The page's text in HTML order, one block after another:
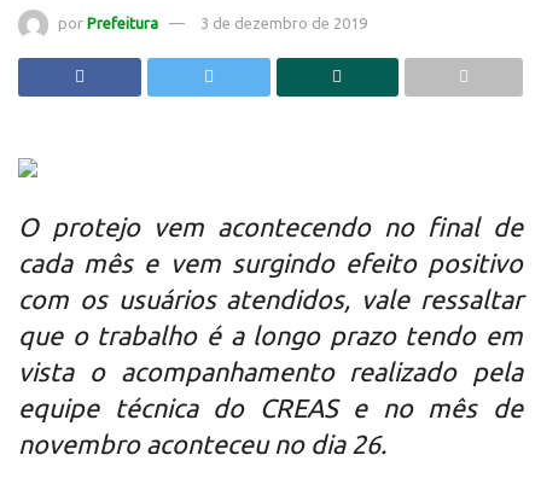
por Prefeitura 3 de dezembro de 2019
O protejo vem acontecendo no final de
cada mês e vem surgindo efeito positivo
com os usuários atendidos, vale ressaltar
que o trabalho é a longo prazo tendo em
vista o acompanhamento realizado pela
equipe técnica do CREAS e no mês de
novembro aconteceu no dia 26.